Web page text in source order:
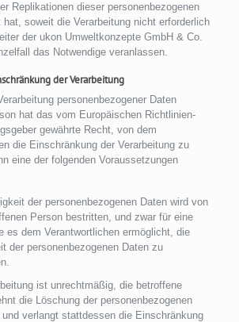
Replikationen dieser personenbezogenen
hat, soweit die Verarbeitung nicht erforderlich
der ukon Umweltkonzepte GmbH & Co.
das Notwendige veranlassen.
der Verarbeitung
personenbezogener Daten
hat das vom Europäischen Richtlinien-
gewährte Recht, von dem
die Einschränkung der Verarbeitung zu
eine der folgenden Voraussetzungen
der personenbezogenen Daten wird von
Person bestritten, und zwar für eine
es dem Verantwortlichen ermöglicht, die
der personenbezogenen Daten zu
ist unrechtmäßig, die betroffene
die Löschung der personenbezogenen
und verlangt stattdessen die Einschränkung